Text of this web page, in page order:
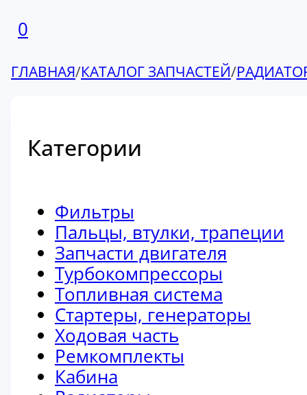
0
ГЛАВНАЯ/КАТАЛОГ ЗАПЧАСТЕЙ/
Категории
Фильтры
Пальцы, втулки, трапеции
Запчасти двигателя
Турбокомпрессоры
Топливная система
Стартеры, генераторы
Ходовая часть
Ремкомплекты
Кабина